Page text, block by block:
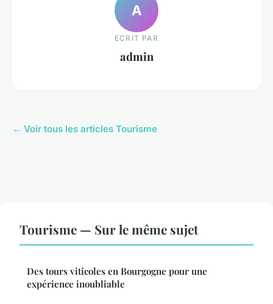
A
ECRIT PAR
admin
← Voir tous les articles Tourisme
Tourisme — Sur le même sujet
Des tours viticoles en Bourgogne pour une
expérience inoubliable